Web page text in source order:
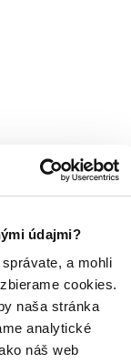
údajmi?
a mohli
cookies.
naša stránka
analytické
náš web
Vyučování ji
dobrou partu
Spencer